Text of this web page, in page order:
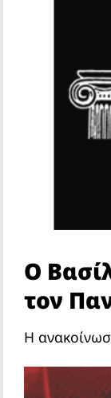
Ο
τον
Η